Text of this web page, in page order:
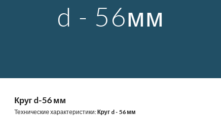
d - 56мм
Круг d-56 мм
Технические характеристики:Круг d - 56 мм